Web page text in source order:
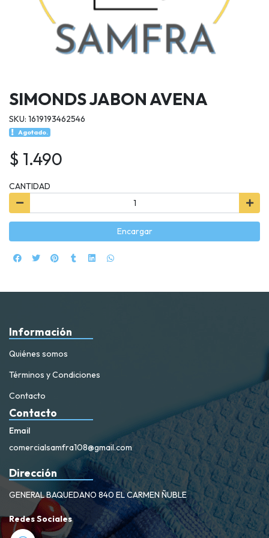
SIMONDS JABON AVENA
SKU: 1619193462546
Agotado.
$ 1.490
CANTIDAD
Encargar
Información
Quiénes somos
Términos y Condiciones
Contacto
Contacto
Email
comercialsamfra108@gmail.com
Dirección
GENERAL BAQUEDANO 840 EL CARMEN ÑUBLE
Redes Sociales